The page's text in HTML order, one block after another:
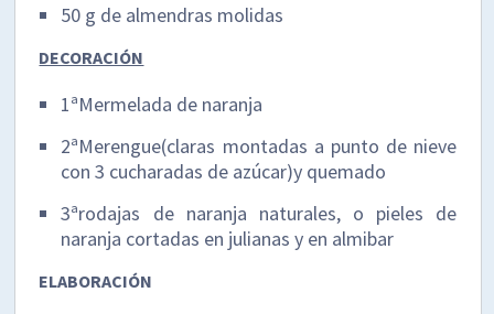
50 g de almendras molidas
DECORACIÓN
1ªMermelada de naranja
2ªMerengue(claras montadas a punto de nieve
con 3 cucharadas de azúcar)y quemado
3ªrodajas de naranja naturales, o pieles de
naranja cortadas en julianas y en almibar
ELABORACIÓN